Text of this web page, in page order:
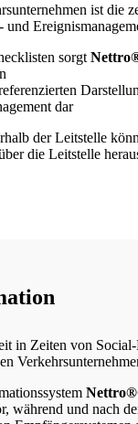
ist die
und
sorgt
dar
der Leitstelle
die Leitstelle
in Zeiten von
während und nach